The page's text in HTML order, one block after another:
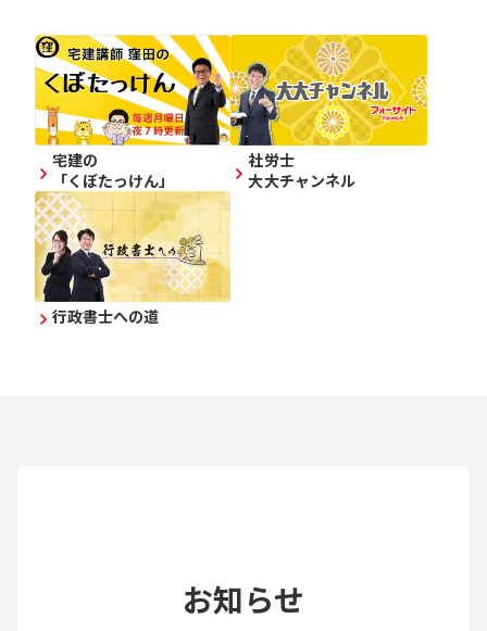
宅建の
「くぼたっけん」
社労士
大大チャンネル
行政書士への道
お知らせ